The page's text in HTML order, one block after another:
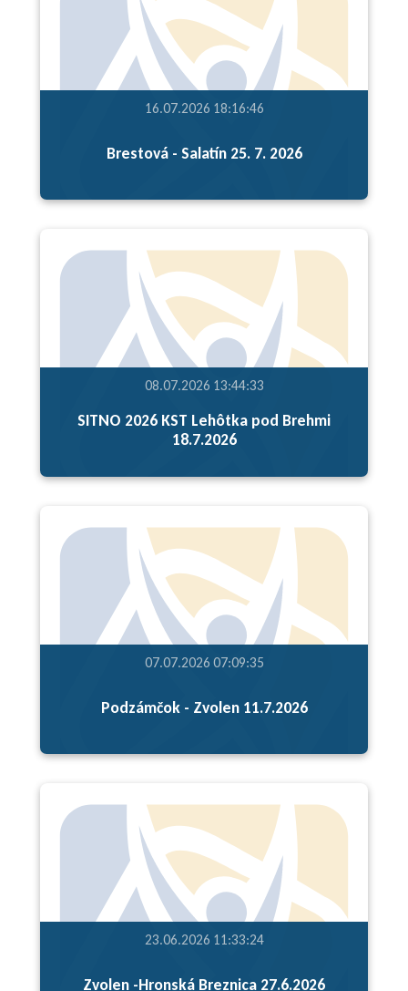
16.07.2026 18:16:46
Brestová - Salatín 25. 7. 2026
08.07.2026 13:44:33
SITNO 2026 KST Lehôtka pod Brehmi
18.7.2026
07.07.2026 07:09:35
Podzámčok - Zvolen 11.7.2026
23.06.2026 11:33:24
Zvolen -Hronská Breznica 27.6.2026